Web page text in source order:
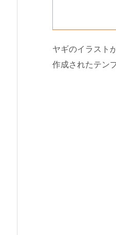
ヤギのイラスト
作成されたテン